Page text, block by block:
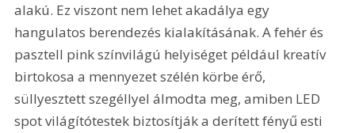
alakú. Ez viszont nem lehet akadálya egy
hangulatos berendezés kialakításának. A fehér és
pasztell pink színvilágú helyiséget például kreatív
birtokosa a mennyezet szélén körbe érő,
süllyesztett szegéllyel álmodta meg, amiben LED
spot világítótestek biztosítják a derített fényű esti